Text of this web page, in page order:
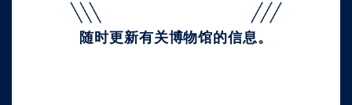
随时更新有关博物馆的信息。